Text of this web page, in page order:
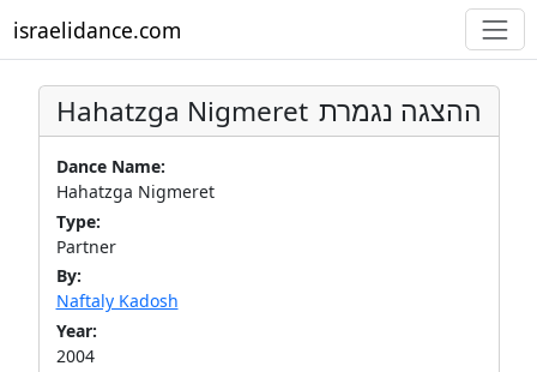
israelidance.com
Hahatzga Nigmeret ההצגה נגמרת
Dance Name:
Hahatzga Nigmeret
Type:
Partner
By:
Naftaly Kadosh
Year:
2004